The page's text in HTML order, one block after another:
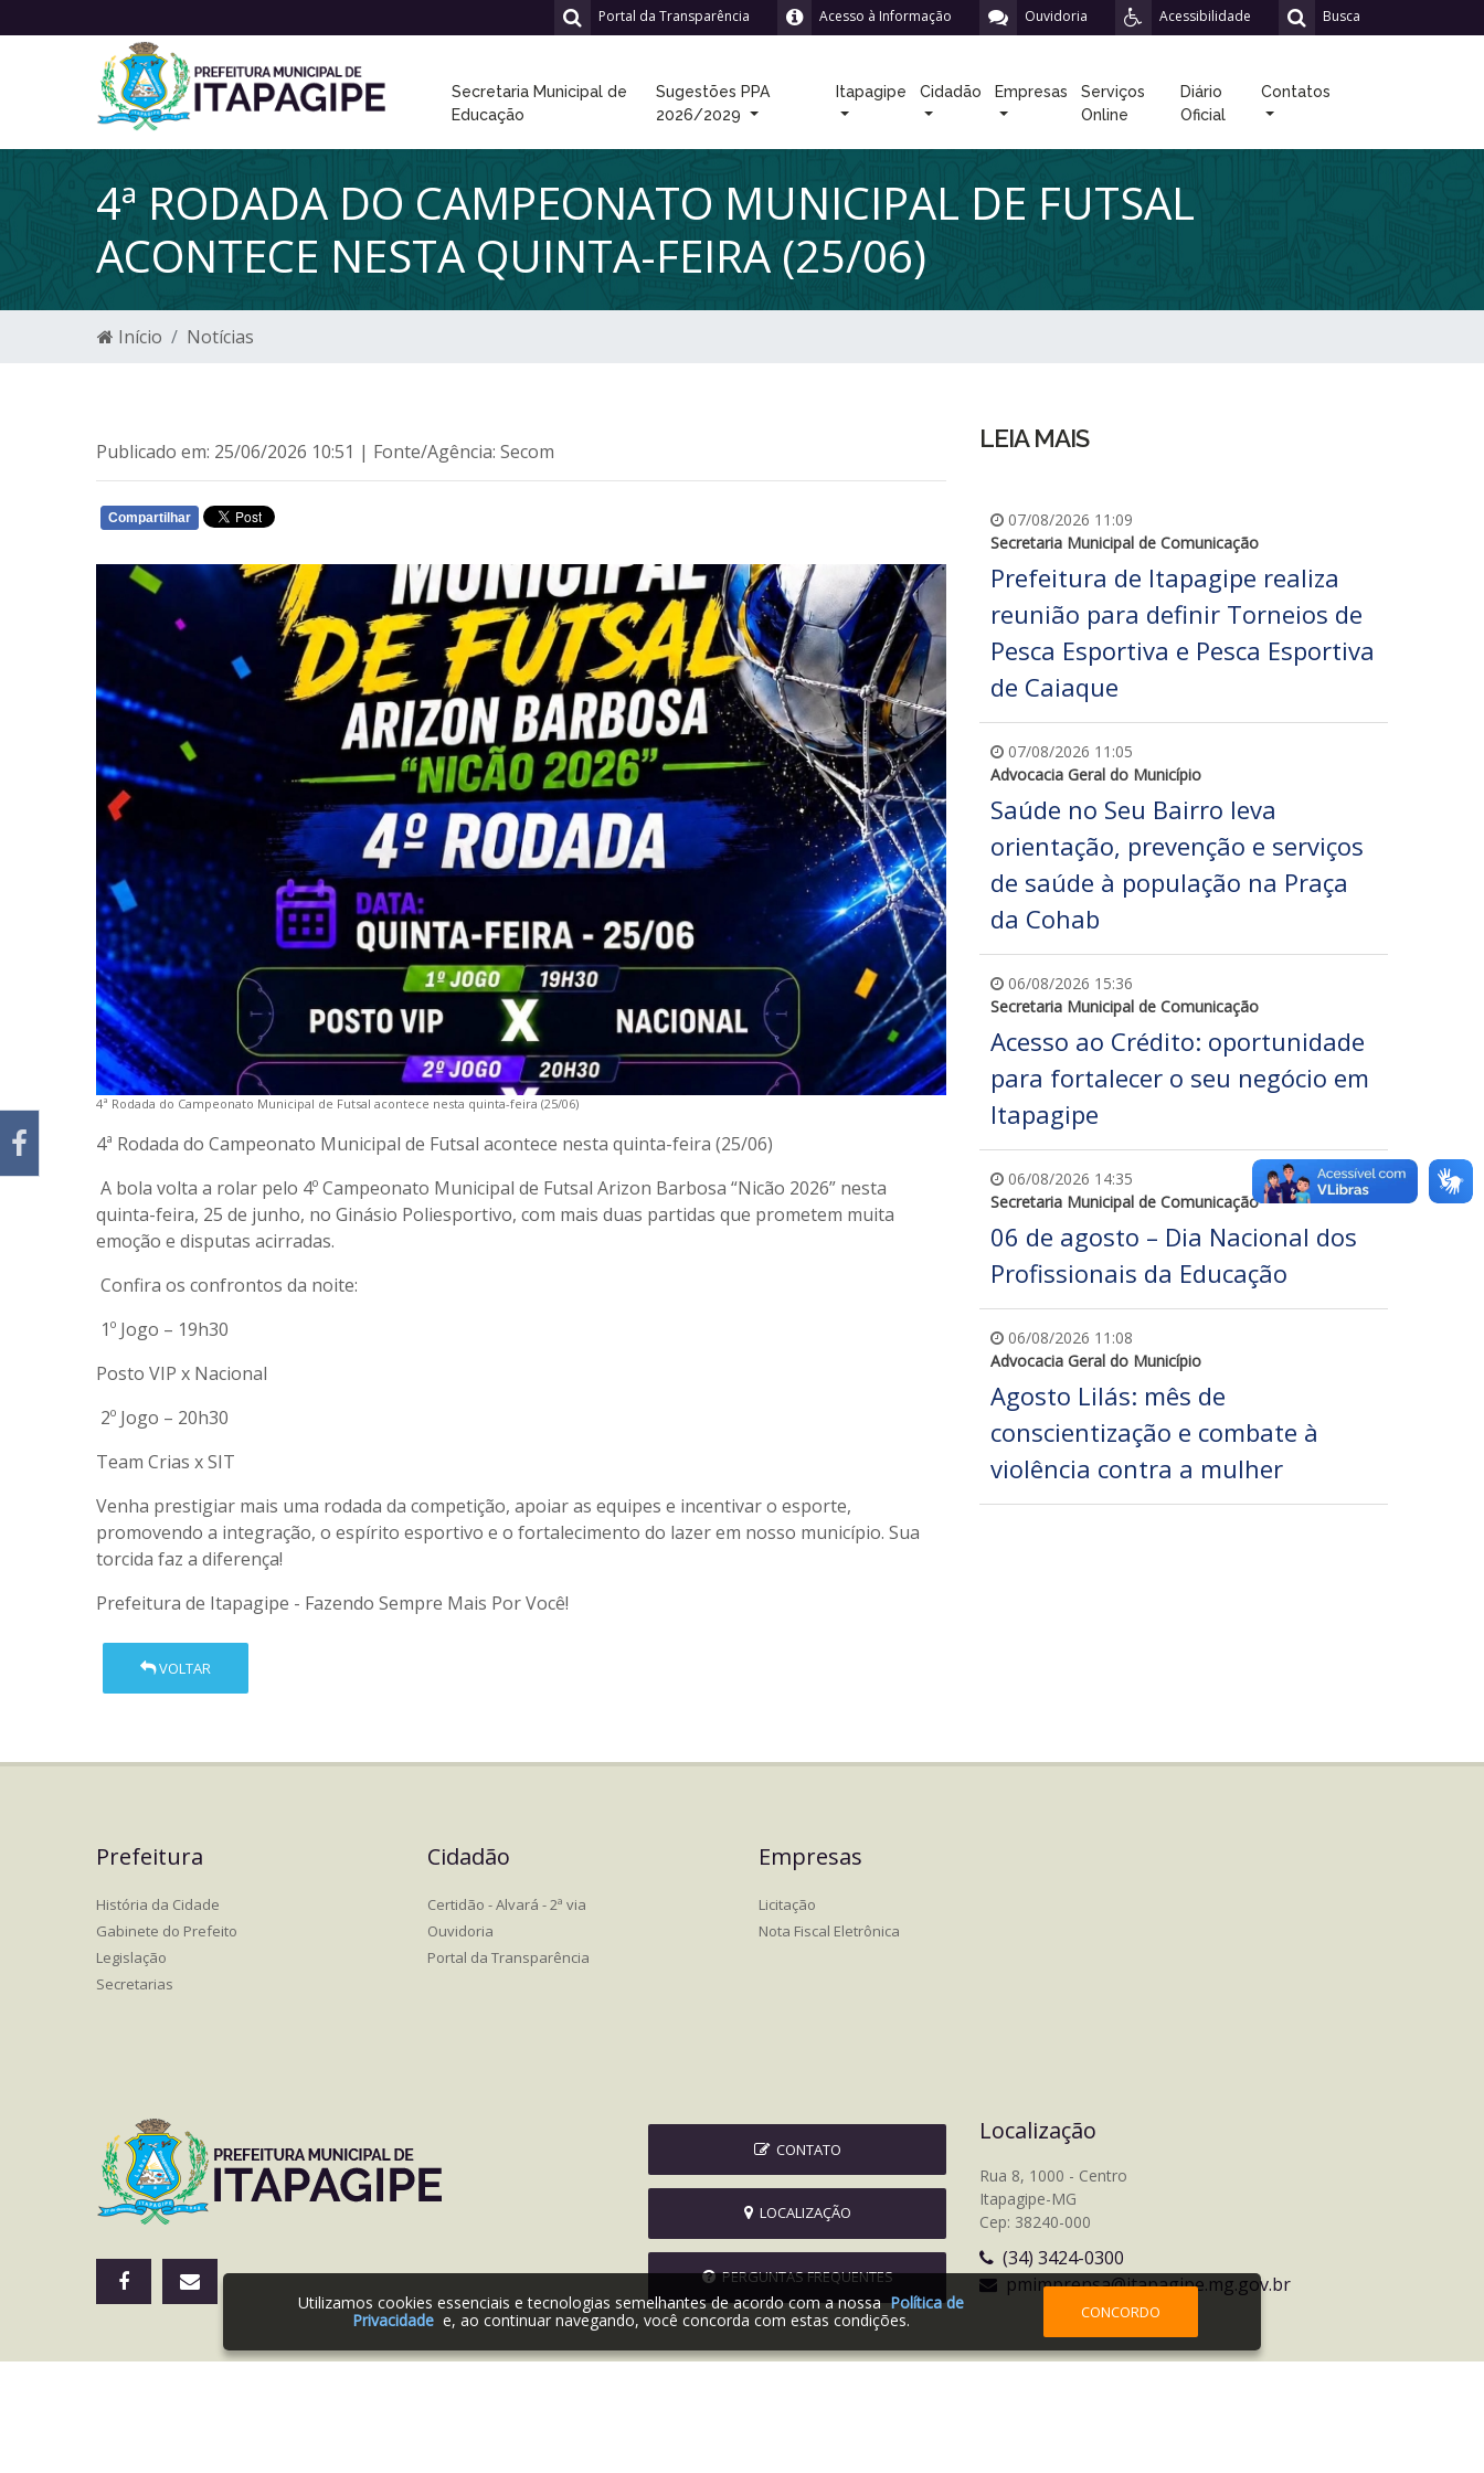
Busca
Acessibilidade
Ouvidoria
Acesso à Informação
Portal da Transparência
Secretaria Municipal de
Educação
Sugestões PPA
2026/2029
Itapagipe Cidadão Empresas
Serviços
Online
Diário
Oficial
Contatos
4ª RODADA DO CAMPEONATO MUNICIPAL DE FUTSAL
ACONTECE NESTA QUINTA-FEIRA (25/06)
Início Notícias
Publicado em: 25/06/2026 10:51 | Fonte/Agência: Secom
Compartilhar
4ª Rodada do Campeonato Municipal de Futsal acontece nesta quinta-feira (25/06)
4ª Rodada do Campeonato Municipal de Futsal acontece nesta quinta-feira (25/06)
A bola volta a rolar pelo 4º Campeonato Municipal de Futsal Arizon Barbosa “Nicão 2026” nesta
quinta-feira, 25 de junho, no Ginásio Poliesportivo, com mais duas partidas que prometem muita
emoção e disputas acirradas.
Confira os confrontos da noite:
1º Jogo – 19h30
Posto VIP x Nacional
2º Jogo – 20h30
Team Crias x SIT
Venha prestigiar mais uma rodada da competição, apoiar as equipes e incentivar o esporte,
promovendo a integração, o espírito esportivo e o fortalecimento do lazer em nosso município. Sua
torcida faz a diferença!
Prefeitura de Itapagipe - Fazendo Sempre Mais Por Você!
VOLTAR
LEIA MAIS
07/08/2026 11:09
Secretaria Municipal de Comunicação
Prefeitura de Itapagipe realiza
reunião para definir Torneios de
Pesca Esportiva e Pesca Esportiva
de Caiaque
07/08/2026 11:05
Advocacia Geral do Município
Saúde no Seu Bairro leva
orientação, prevenção e serviços
de saúde à população na Praça
da Cohab
06/08/2026 15:36
Secretaria Municipal de Comunicação
Acesso ao Crédito: oportunidade
para fortalecer o seu negócio em
Itapagipe
06/08/2026 14:35
Secretaria Municipal de Comunicação
06 de agosto – Dia Nacional dos
Profissionais da Educação
06/08/2026 11:08
Advocacia Geral do Município
Agosto Lilás: mês de
conscientização e combate à
violência contra a mulher
Prefeitura
História da Cidade
Gabinete do Prefeito
Legislação
Secretarias
Cidadão
Certidão - Alvará - 2ª via
Ouvidoria
Portal da Transparência
Empresas
Licitação
Nota Fiscal Eletrônica
CONTATO
LOCALIZAÇÃO
PERGUNTAS FREQUENTES
Localização
Rua 8, 1000 - Centro
Itapagipe-MG
Cep: 38240-000
(34) 3424-0300
pmimprensa@itapagipe.mg.gov.br
Utilizamos cookies essenciais e tecnologias semelhantes de acordo com a nossaPolítica de
Privacidade e, ao continuar navegando, você concorda com estas condições. CONCORDO